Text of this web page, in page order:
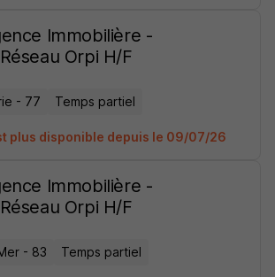
Immobilière -
Orpi H/F
- 77 Temps partiel
plus disponible depuis le 09/07/26
Immobilière -
Orpi H/F
- 83 Temps partiel